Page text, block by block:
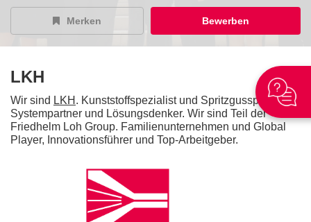
Merken Bewerben
LKH
Wir sind LKH . Kunststoffspezialist und Spritzgussprofi,
Systempartner und Lösungsdenker. Wir sind Teil der
Friedhelm Loh Group. Familienunternehmen und Global
Player, Innovationsführer und Top-Arbeitgeber.